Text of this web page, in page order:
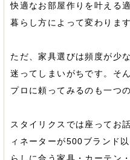
快適なお部屋作りを叶える
暮らし方によって変わりま
ただ、家具選びは頻度が少
迷ってしまいがちです。そ
プロに頼ってみるのも一つ
スタイリクスでは座ってお
ィネーターが500ブランド